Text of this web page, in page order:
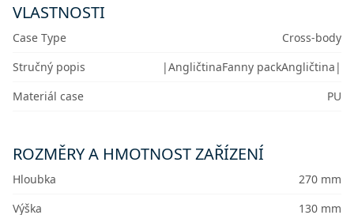
VLASTNOSTI
Case Type
Cross-body
Stručný popis
|AngličtinaFanny packAngličtina|
Materiál case
PU
ROZMĚRY A HMOTNOST ZAŘÍZENÍ
Hloubka
270 mm
Výška
130 mm